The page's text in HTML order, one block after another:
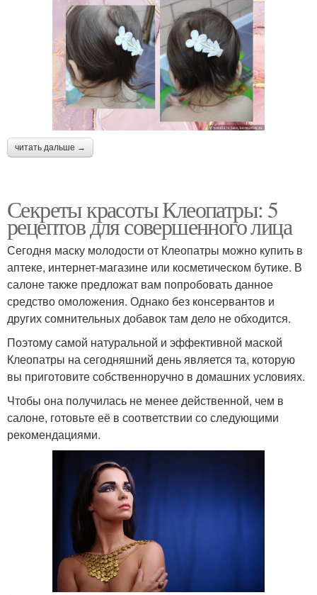
читать дальше →
Секреты красоты Клеопатры: 5
рецептов для совершенного лица
Сегодня маску молодости от Клеопатры можно купить в
аптеке, интернет-магазине или косметическом бутике. В
салоне также предложат вам попробовать данное
средство омоложения. Однако без консервантов и
других сомнительных добавок там дело не обходится.
Поэтому самой натуральной и эффективной маской
Клеопатры на сегодняшний день является та, которую
вы приготовите собственноручно в домашних условиях.
Чтобы она получилась не менее действенной, чем в
салоне, готовьте её в соответствии со следующими
рекомендациями.